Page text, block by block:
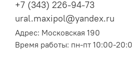
+7 (343) 226-94-73
ural.maxipol@yandex.ru
Адрес: Московская 190
Время работы: пн-пт 10:00-